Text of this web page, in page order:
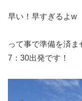
早い！早すぎるよw
って事で準備を済ま
7：30出発です！